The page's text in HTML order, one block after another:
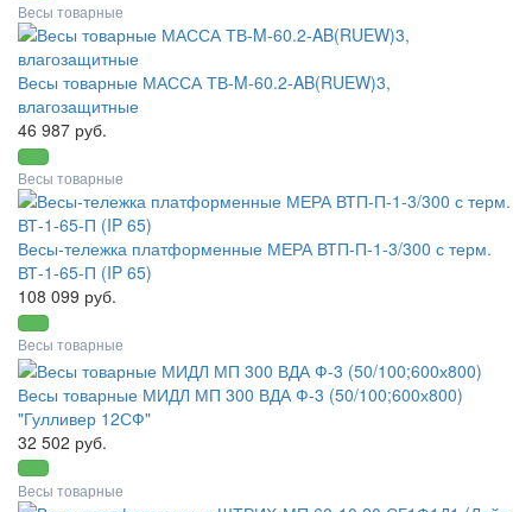
Весы товарные
Весы товарные МАССА ТВ-M-60.2-AB(RUEW)3,
влагозащитные
46 987 руб.
Весы товарные
Весы-тележка платформенные МЕРА ВТП-П-1-3/300 с терм.
ВТ-1-65-П (IP 65)
108 099 руб.
Весы товарные
Весы товарные МИДЛ МП 300 ВДА Ф-3 (50/100;600х800)
"Гулливер 12СФ"
32 502 руб.
Весы товарные